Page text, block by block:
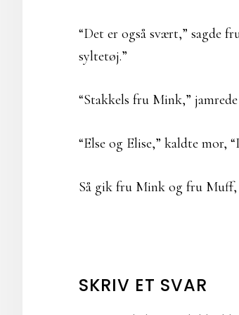
“Det er også svært,” sagde
syltetøj.”
“Stakkels fru Mink,”
“Else og Elise,” kaldte mor,
Så gik fru Mink og fru Muff,
SKRIV ET SVAR